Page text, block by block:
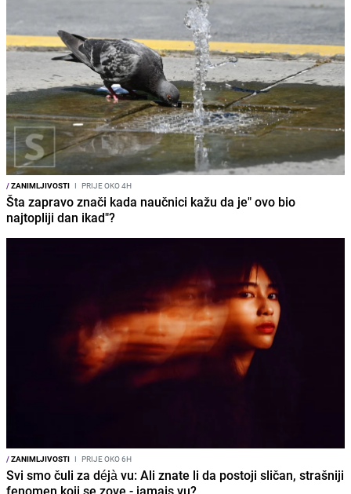
/ZANIMLJIVOSTI I PRIJE OKO 4H
Šta zapravo znači kada naučnici kažu da je" ovo bio
najtopliji dan ikad"?
/ZANIMLJIVOSTI I PRIJE OKO 6H
Svi smo čuli za déjà vu: Ali znate li da postoji sličan, strašniji